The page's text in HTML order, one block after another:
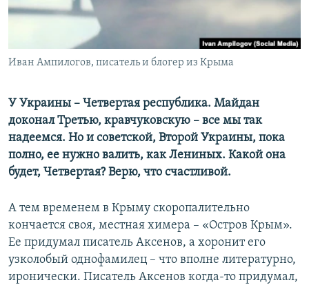
ПОБЕДИТЕЛЕЙ НЕ СУДЯТ?
КРЫМ.НЕПОКОРЕННЫЙ
ELIFBE
ПРИСОЕДИНЯЙТЕСЬ!
Все сайты RFE/RL
Иван Ампилогов, писатель и блогер из Крыма
У Украины – Четвертая республика. Майдан
доконал Третью, кравчуковскую – все мы так
надеемся. Но и советской, Второй Украины, пока
полно, ее нужно валить, как Лениных. Какой она
будет, Четвертая? Верю, что счастливой.
А тем временем в Крыму скоропалительно
кончается своя, местная химера – «Остров Крым».
Ее придумал писатель Аксенов, а хоронит его
узколобый однофамилец – что вполне литературно,
иронически. Писатель Аксенов когда-то придумал,